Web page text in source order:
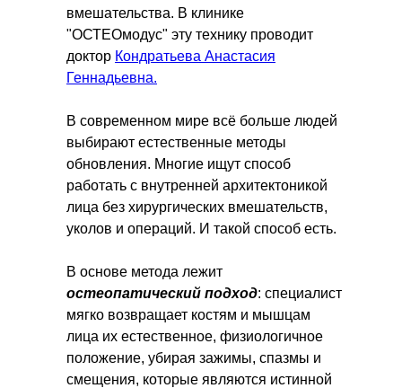
вмешательства. В клинике
"ОСТЕОмодус" эту технику проводит
доктор Кондратьева Анастасия
Геннадьевна.
В современном мире всё больше людей
выбирают естественные методы
обновления. Многие ищут способ
работать с внутренней архитектоникой
лица без хирургических вмешательств,
уколов и операций. И такой способ есть.
В основе метода лежит
остеопатический подход: специалист
мягко возвращает костям и мышцам
лица их естественное, физиологичное
положение, убирая зажимы, спазмы и
смещения, которые являются истинной